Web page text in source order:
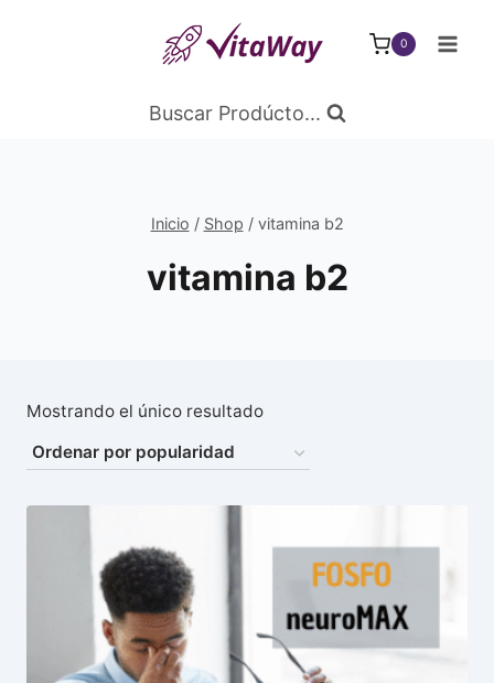
0
Buscar Prodúcto...
Inicio / Shop / vitamina b2
vitamina b2
Mostrando el único resultado